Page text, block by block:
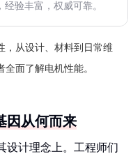
验丰富，权威可靠。
，从设计、材料到日常维
面了解电机性能。
因从何而来
设计理念上。工程师们